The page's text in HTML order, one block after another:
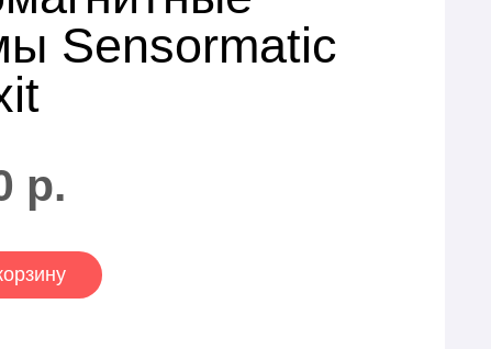
Sensormatic
р.